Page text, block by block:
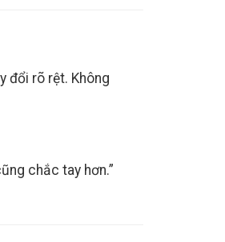
đổi rõ rệt. Không
chắc tay hơn.”